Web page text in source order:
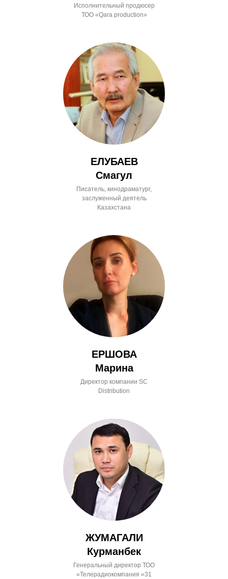
Исполнительный продюсер
ТОО «Qara production»
ЕЛУБАЕВ
Смагул
Писатель, кинодраматург,
заслуженный деятель
Казахстана
ЕРШОВА
Марина
Директор компании SC
Distribution
ЖУМАГАЛИ
Курманбек
Генеральный директор ТОО
«Телерадиокомпания «31